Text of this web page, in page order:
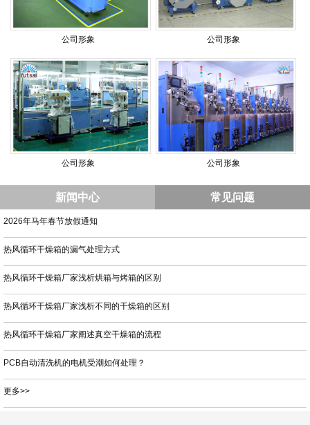
公司形象 公司形象
公司形象 公司形象
新闻中心 常见问题
2026年马年春节放假通知
热风循环干燥箱的漏气处理方式
热风循环干燥箱厂家浅析烘箱与烤箱的区别
热风循环干燥箱厂家浅析不同的干燥箱的区别
热风循环干燥箱厂家阐述真空干燥箱的流程
PCB自动清洗机的电机受潮如何处理？
更多>>